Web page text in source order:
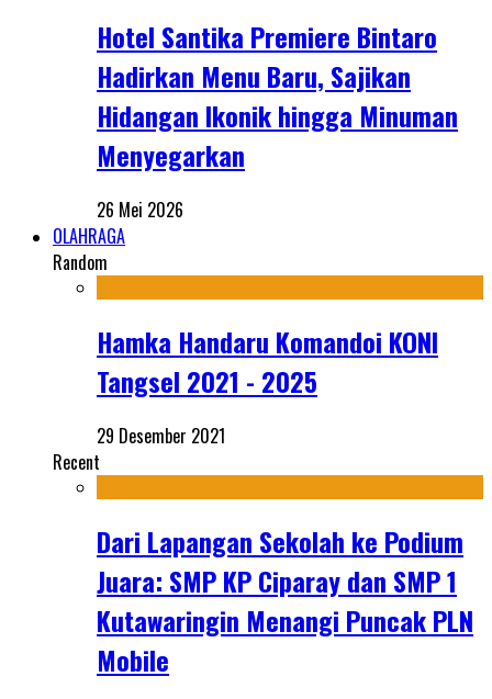
Hotel Santika Premiere Bintaro
Hadirkan Menu Baru, Sajikan
Hidangan Ikonik hingga Minuman
Menyegarkan
26 Mei 2026
OLAHRAGA
Random
Hamka Handaru Komandoi KONI
Tangsel 2021 - 2025
29 Desember 2021
Recent
Dari Lapangan Sekolah ke Podium
Juara: SMP KP Ciparay dan SMP 1
Kutawaringin Menangi Puncak PLN
Mobile